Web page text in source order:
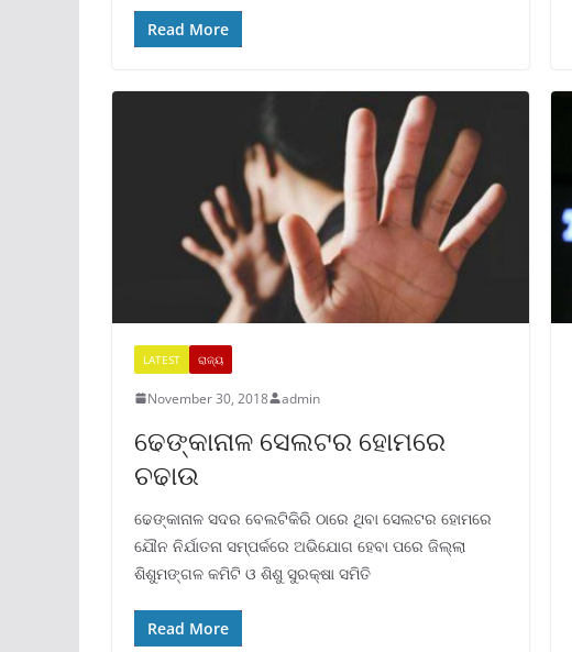
Read More
LATEST ରାଜ୍ୟ
November 30, 2018 admin
ଢେଙ୍କାନାଳ ସେଲଟର ହୋମରେ
ଚଢାଉ
ଢେଙ୍କାନାଳ ସଦର ବେଲଟିକିରି ଠାରେ ଥିବା ସେଲଟର ହୋମରେ
ଯୌନ ନିର୍ଯାତନା ସମ୍ପର୍କରେ ଅଭିଯୋଗ ହେବା ପରେ ଜିଲ୍ଲା
ଶିଶୁମଙ୍ଗଳ କମିଟି ଓ ଶିଶୁ ସୁରକ୍ଷା ସମିତି
Read More